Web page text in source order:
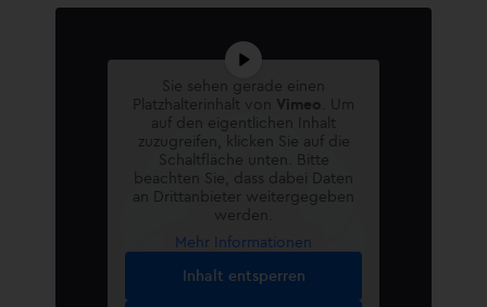
Sie sehen gerade einen
Platzhalterinhalt von Vimeo . Um
auf den eigentlichen Inhalt
zuzugreifen, klicken Sie auf die
Schaltfläche unten. Bitte
beachten Sie, dass dabei Daten
an Drittanbieter weitergegeben
werden.
Mehr Informationen
Inhalt entsperren